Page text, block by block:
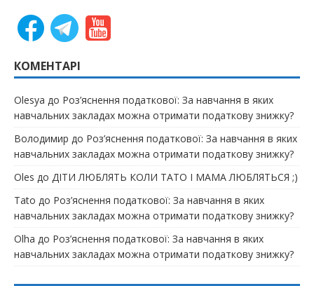
КОМЕНТАРІ
Olesya до Роз’яснення податкової: За навчання в яких
навчальних закладах можна отримати податкову знижку?
Володимир до Роз’яснення податкової: За навчання в яких
навчальних закладах можна отримати податкову знижку?
Oles до ДІТИ ЛЮБЛЯТЬ КОЛИ ТАТО І МАМА ЛЮБЛЯТЬСЯ ;)
Tato до Роз’яснення податкової: За навчання в яких
навчальних закладах можна отримати податкову знижку?
Olha до Роз’яснення податкової: За навчання в яких
навчальних закладах можна отримати податкову знижку?